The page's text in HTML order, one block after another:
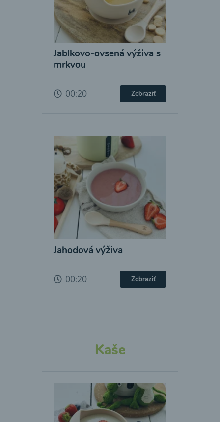
Jablkovo-ovsená výživa s
mrkvou
00:20 Zobraziť
Jahodová výživa
00:20 Zobraziť
Kaše